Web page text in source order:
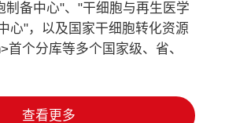
制备中心"、"干细胞与再生医学
心"，以及国家干细胞转化资源
首个分库等多个国家级、省、
查看更多